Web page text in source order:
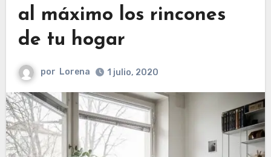
al máximo los rincones
de tu hogar
por Lorena 1 julio, 2020